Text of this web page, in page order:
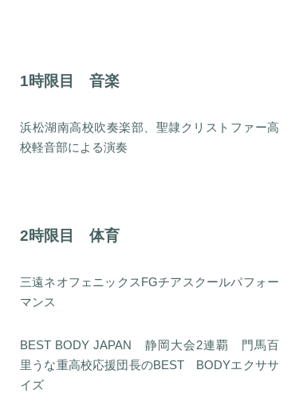
1時限目 音楽
浜松湖南高校吹奏楽部、聖隷クリストファー高
校軽音部による演奏
2時限目 体育
三遠ネオフェニックスFGチアスクールパフォー
マンス
BEST BODY JAPAN 静岡大会2連覇 門馬百
里うな重高校応援団長のBEST BODYエクササ
イズ